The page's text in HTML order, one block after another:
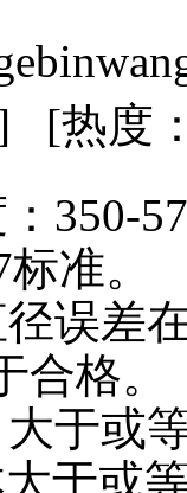
[热度
350-
准。
误差在
合格。
于或等
于或